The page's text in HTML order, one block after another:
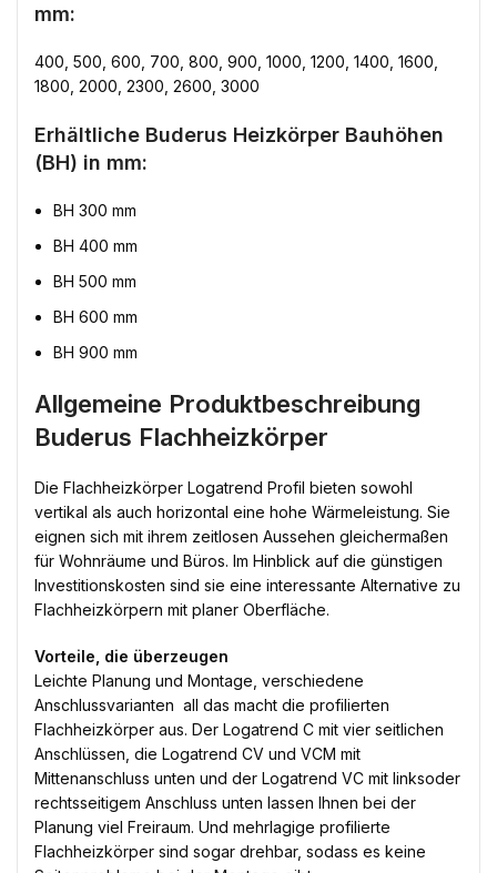
mm:
400, 500, 600, 700, 800, 900, 1000, 1200, 1400, 1600,
1800, 2000, 2300, 2600, 3000
Erhältliche Buderus Heizkörper Bauhöhen
(BH) in mm:
BH 300 mm
BH 400 mm
BH 500 mm
BH 600 mm
BH 900 mm
Allgemeine Produktbeschreibung
Buderus Flachheizkörper
Die Flachheizkörper Logatrend Profil bieten sowohl
vertikal als auch horizontal eine hohe Wärmeleistung. Sie
eignen sich mit ihrem zeitlosen Aussehen gleichermaßen
für Wohnräume und Büros. Im Hinblick auf die günstigen
Investitionskosten sind sie eine interessante Alternative zu
Flachheizkörpern mit planer Oberfläche.
Vorteile, die überzeugen
Leichte Planung und Montage, verschiedene
Anschlussvarianten  all das macht die profilierten
Flachheizkörper aus. Der Logatrend C mit vier seitlichen
Anschlüssen, die Logatrend CV und VCM mit
Mittenanschluss unten und der Logatrend VC mit linksoder
rechtsseitigem Anschluss unten lassen Ihnen bei der
Planung viel Freiraum. Und mehrlagige profilierte
Flachheizkörper sind sogar drehbar, sodass es keine